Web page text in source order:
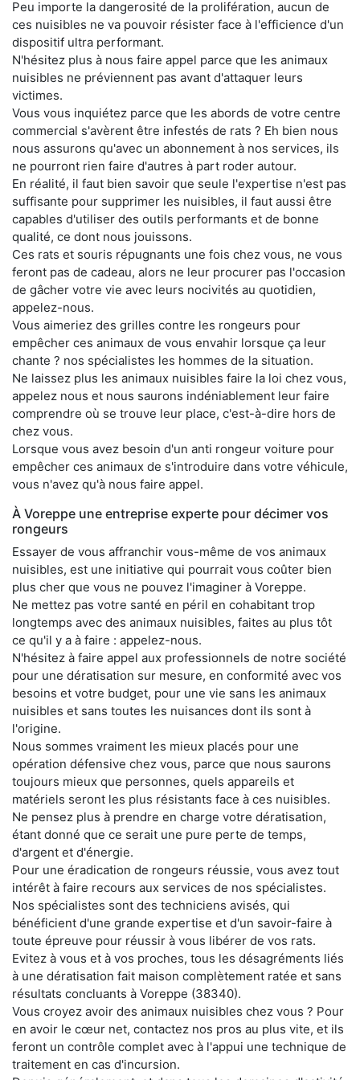
Peu importe la dangerosité de la prolifération, aucun de
ces nuisibles ne va pouvoir résister face à l'efficience d'un
dispositif ultra performant.
N'hésitez plus à nous faire appel parce que les animaux
nuisibles ne préviennent pas avant d'attaquer leurs
victimes.
Vous vous inquiétez parce que les abords de votre centre
commercial s'avèrent être infestés de rats ? Eh bien nous
nous assurons qu'avec un abonnement à nos services, ils
ne pourront rien faire d'autres à part roder autour.
En réalité, il faut bien savoir que seule l'expertise n'est pas
suffisante pour supprimer les nuisibles, il faut aussi être
capables d'utiliser des outils performants et de bonne
qualité, ce dont nous jouissons.
Ces rats et souris répugnants une fois chez vous, ne vous
feront pas de cadeau, alors ne leur procurer pas l'occasion
de gâcher votre vie avec leurs nocivités au quotidien,
appelez-nous.
Vous aimeriez des grilles contre les rongeurs pour
empêcher ces animaux de vous envahir lorsque ça leur
chante ? nos spécialistes les hommes de la situation.
Ne laissez plus les animaux nuisibles faire la loi chez vous,
appelez nous et nous saurons indéniablement leur faire
comprendre où se trouve leur place, c'est-à-dire hors de
chez vous.
Lorsque vous avez besoin d'un anti rongeur voiture pour
empêcher ces animaux de s'introduire dans votre véhicule,
vous n'avez qu'à nous faire appel.
À Voreppe une entreprise experte pour décimer vos
rongeurs
Essayer de vous affranchir vous-même de vos animaux
nuisibles, est une initiative qui pourrait vous coûter bien
plus cher que vous ne pouvez l'imaginer à Voreppe.
Ne mettez pas votre santé en péril en cohabitant trop
longtemps avec des animaux nuisibles, faites au plus tôt
ce qu'il y a à faire : appelez-nous.
N'hésitez à faire appel aux professionnels de notre société
pour une dératisation sur mesure, en conformité avec vos
besoins et votre budget, pour une vie sans les animaux
nuisibles et sans toutes les nuisances dont ils sont à
l'origine.
Nous sommes vraiment les mieux placés pour une
opération défensive chez vous, parce que nous saurons
toujours mieux que personnes, quels appareils et
matériels seront les plus résistants face à ces nuisibles.
Ne pensez plus à prendre en charge votre dératisation,
étant donné que ce serait une pure perte de temps,
d'argent et d'énergie.
Pour une éradication de rongeurs réussie, vous avez tout
intérêt à faire recours aux services de nos spécialistes.
Nos spécialistes sont des techniciens avisés, qui
bénéficient d'une grande expertise et d'un savoir-faire à
toute épreuve pour réussir à vous libérer de vos rats.
Evitez à vous et à vos proches, tous les désagréments liés
à une dératisation fait maison complètement ratée et sans
résultats concluants à Voreppe (38340).
Vous croyez avoir des animaux nuisibles chez vous ? Pour
en avoir le cœur net, contactez nos pros au plus vite, et ils
feront un contrôle complet avec à l'appui une technique de
traitement en cas d'incursion.